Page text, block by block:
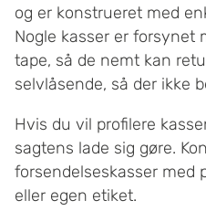
og er konstrueret med
Nogle kasser er forsynet
tape, så de nemt kan
selvlåsende, så der ikke
Hvis du vil profilere
sagtens lade sig gøre.
forsendelseskasser med
eller egen etiket.